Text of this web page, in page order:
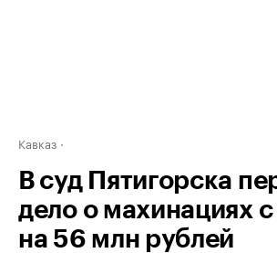
Кавказ
В суд Пятигорска
дело о махинациях
на 56 млн рублей